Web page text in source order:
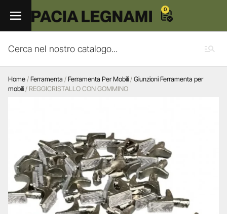
0
Home/Ferramenta /Ferramenta Per Mobili/Giunzioni Ferramenta per
mobili/ REGGICRISTALLO CON GOMMINO